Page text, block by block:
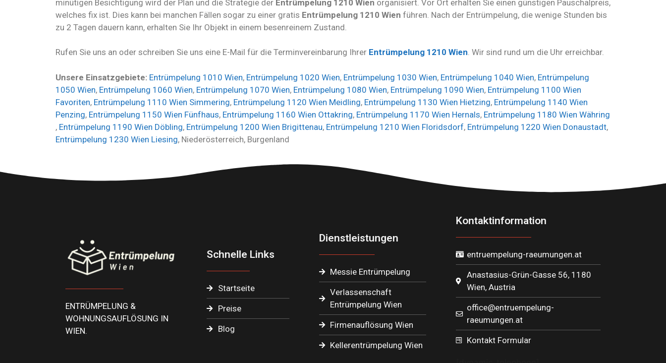
minütigen Besichtigung wird der Plan und die Strategie der Entrümpelung 1210 Wien organisiert. Vor Ort erhalten Sie einen günstigen Pauschalpreis,
welches fix ist. Dies kann bei manchen Fällen sogar zu einer gratis Entrümpelung 1210 Wien führen. Nach der Entrümpelung, die wenige Stunden bis
zu 2 Tagen dauern kann, erhalten Sie Ihr Objekt in einem besenreinem Zustand.
Rufen Sie uns an oder schreiben Sie uns eine E-Mail für die Terminvereinbarung Ihrer Entrümpelung 1210 Wien. Wir sind rund um die Uhr erreichbar.
Unsere Einsatzgebiete: Entrümpelung 1010 Wien, Entrümpelung 1020 Wien, Entrümpelung 1030 Wien, Entrümpelung 1040 Wien, Entrümpelung
1050 Wien, Entrümpelung 1060 Wien, Entrümpelung 1070 Wien, Entrümpelung 1080 Wien, Entrümpelung 1090 Wien, Entrümpelung 1100 Wien
Favoriten, Entrümpelung 1110 Wien Simmering, Entrümpelung 1120 Wien Meidling, Entrümpelung 1130 Wien Hietzing, Entrümpelung 1140 Wien
Penzing, Entrümpelung 1150 Wien Fünfhaus, Entrümpelung 1160 Wien Ottakring, Entrümpelung 1170 Wien Hernals, Entrümpelung 1180 Wien Währing
, Entrümpelung 1190 Wien Döbling, Entrümpelung 1200 Wien Brigittenau, Entrümpelung 1210 Wien Floridsdorf, Entrümpelung 1220 Wien Donaustadt,
Entrümpelung 1230 Wien Liesing, Niederösterreich, Burgenland
ENTRÜMPELUNG &
WOHNUNGSAUFLÖSUNG IN
WIEN.
Schnelle Links
Startseite
Preise
Blog
Dienstleistungen
Messie Entrümpelung
Verlassenschaft
Entrümpelung Wien
Firmenauflösung Wien
Kellerentrümpelung Wien
Kontaktinformation
entruempelung-raeumungen.at
Anastasius-Grün-Gasse 56, 1180
Wien, Austria
office@entruempelung-
raeumungen.at
Kontakt Formular